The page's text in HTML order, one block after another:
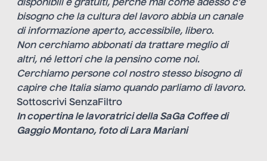
disponibili e gratuiti, perché mai come adesso c’è
bisogno che la cultura del lavoro abbia un canale
di informazione aperto, accessibile, libero.
Non cerchiamo abbonati da trattare meglio di
altri, né lettori che la pensino come noi.
Cerchiamo persone col nostro stesso bisogno di
capire che Italia siamo quando parliamo di lavoro.
Sottoscrivi SenzaFiltro
In copertina le lavoratrici della SaGa Coffee di
Gaggio Montano, foto di Lara Mariani